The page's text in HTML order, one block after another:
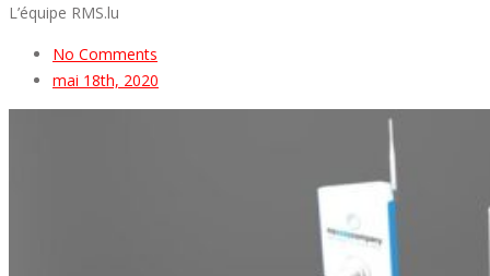
L’équipe RMS.lu
No Comments
mai 18th, 2020